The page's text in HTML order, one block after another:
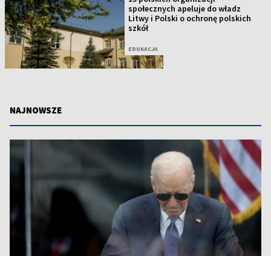
społecznych apeluje do władz
Litwy i Polski o ochronę polskich
szkół
EDUKACJA
NAJNOWSZE